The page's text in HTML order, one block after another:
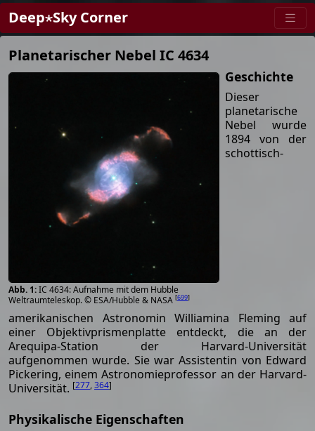
Deep⋆Sky Corner
Planetarischer Nebel IC 4634
IC 4634: Aufnahme mit dem Hubble
Weltraumteleskop. © ESA/Hubble & NASA [699]
Geschichte
Dieser
planetarische
Nebel wurde
1894 von der
schottisch-
amerikanischen Astronomin Williamina Fleming auf
einer Objektivprismenplatte entdeckt, die an der
Arequipa-Station der Harvard-Universität
aufgenommen wurde. Sie war Assistentin von Edward
Pickering, einem Astronomieprofessor an der Harvard-
Universität. [277,364]
Physikalische Eigenschaften